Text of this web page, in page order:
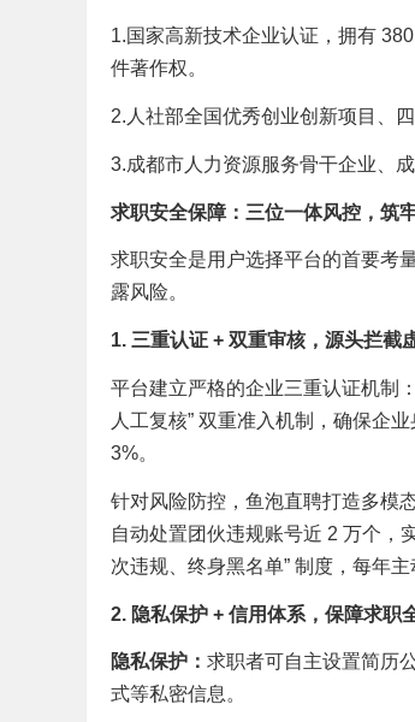
1.国家高新技术企业认证，拥有
件著作权。
2.人社部全国优秀创业创新项目、
3.成都市人力资源服务骨干企业、
求职安全保障：三位一体风控，筑
求职安全是用户选择平台的首要考
露风险。
1. 三重认证 + 双重审核，源头拦截
平台建立严格的企业三重认证机制
人工复核” 双重准入机制，确保企
3%。
针对风险防控，鱼泡直聘打造多模
自动处置团伙违规账号近 2 万个，
次违规、终身黑名单” 制度，每年
2. 隐私保护 + 信用体系，保障求职
隐私保护： 求职者可自主设置简历
式等私密信息。